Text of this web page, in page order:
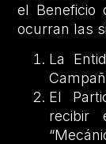
el Beneficio
ocurran las
La
El
recibir